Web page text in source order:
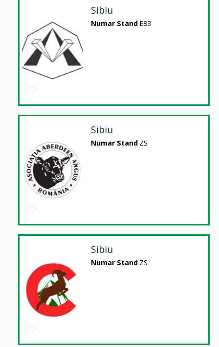
Sibiu
Numar Stand E83
Sibiu
Numar Stand ZS
Sibiu
Numar Stand ZS